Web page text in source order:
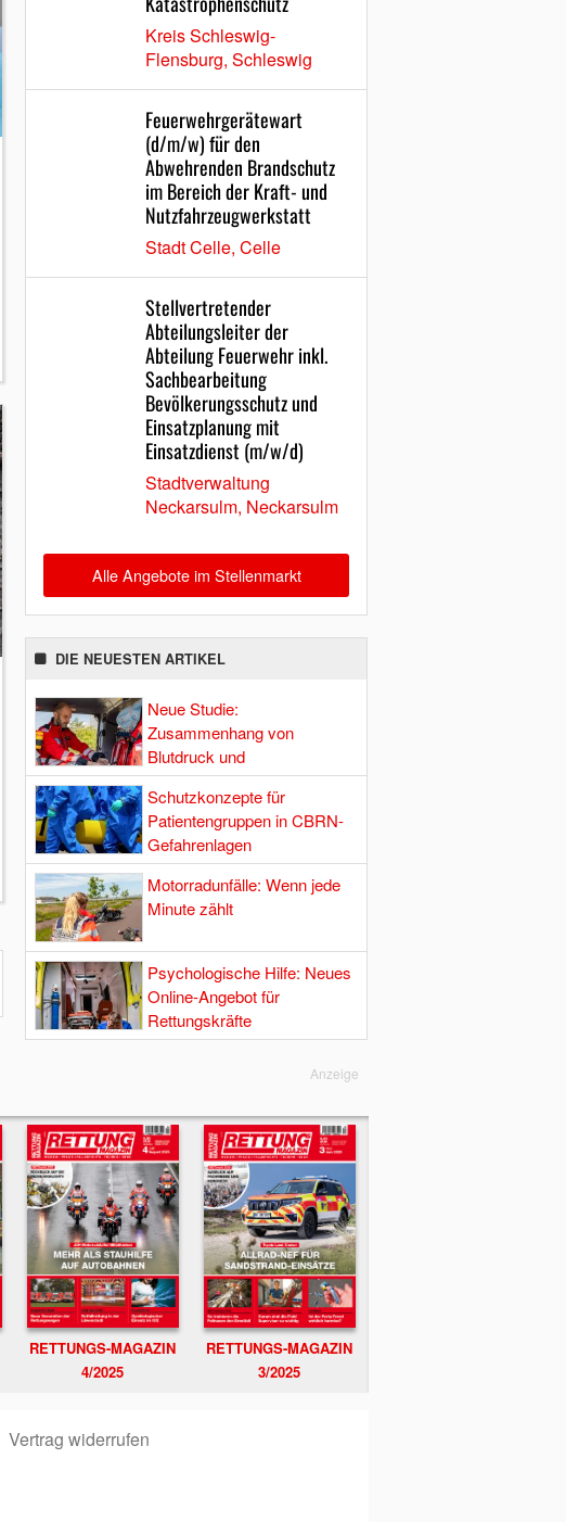
Kreis Schleswig-
Flensburg, Schleswig
Feuerwehrgerätewart
(d/m/w) für den
Abwehrenden Brandschutz
im Bereich der Kraft- und
Nutzfahrzeugwerkstatt
Stadt Celle, Celle
Stellvertretender
Abteilungsleiter der
Abteilung Feuerwehr inkl.
Sachbearbeitung
Bevölkerungsschutz und
Einsatzplanung mit
Einsatzdienst (m/w/d)
Stadtverwaltung
Neckarsulm, Neckarsulm
Alle Angebote im Stellenmarkt
DIE NEUESTEN ARTIKEL
Neue Studie:
Zusammenhang von
Blutdruck und
Hirndurchblutung
Schutzkonzepte für
Patientengruppen in CBRN-
Gefahrenlagen
Motorradunfälle: Wenn jede
Minute zählt
Psychologische Hilfe: Neues
Online-Angebot für
Rettungskräfte
Anzeige
RETTUNGS-MAGAZIN
4/2025
RETTUNGS-MAGAZIN
3/2025
Vertrag widerrufen